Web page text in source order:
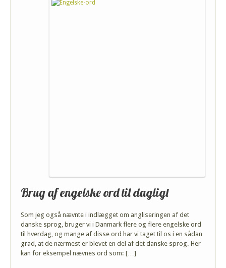
Brug af engelske ord til dagligt
Som jeg også nævnte i indlægget om angliseringen af det
danske sprog, bruger vi i Danmark flere og flere engelske ord
til hverdag, og mange af disse ord har vi taget til os i en sådan
grad, at de nærmest er blevet en del af det danske sprog. Her
kan for eksempel nævnes ord som: […]